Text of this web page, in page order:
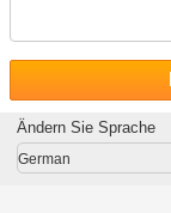
Ändern Sie Sprache
German